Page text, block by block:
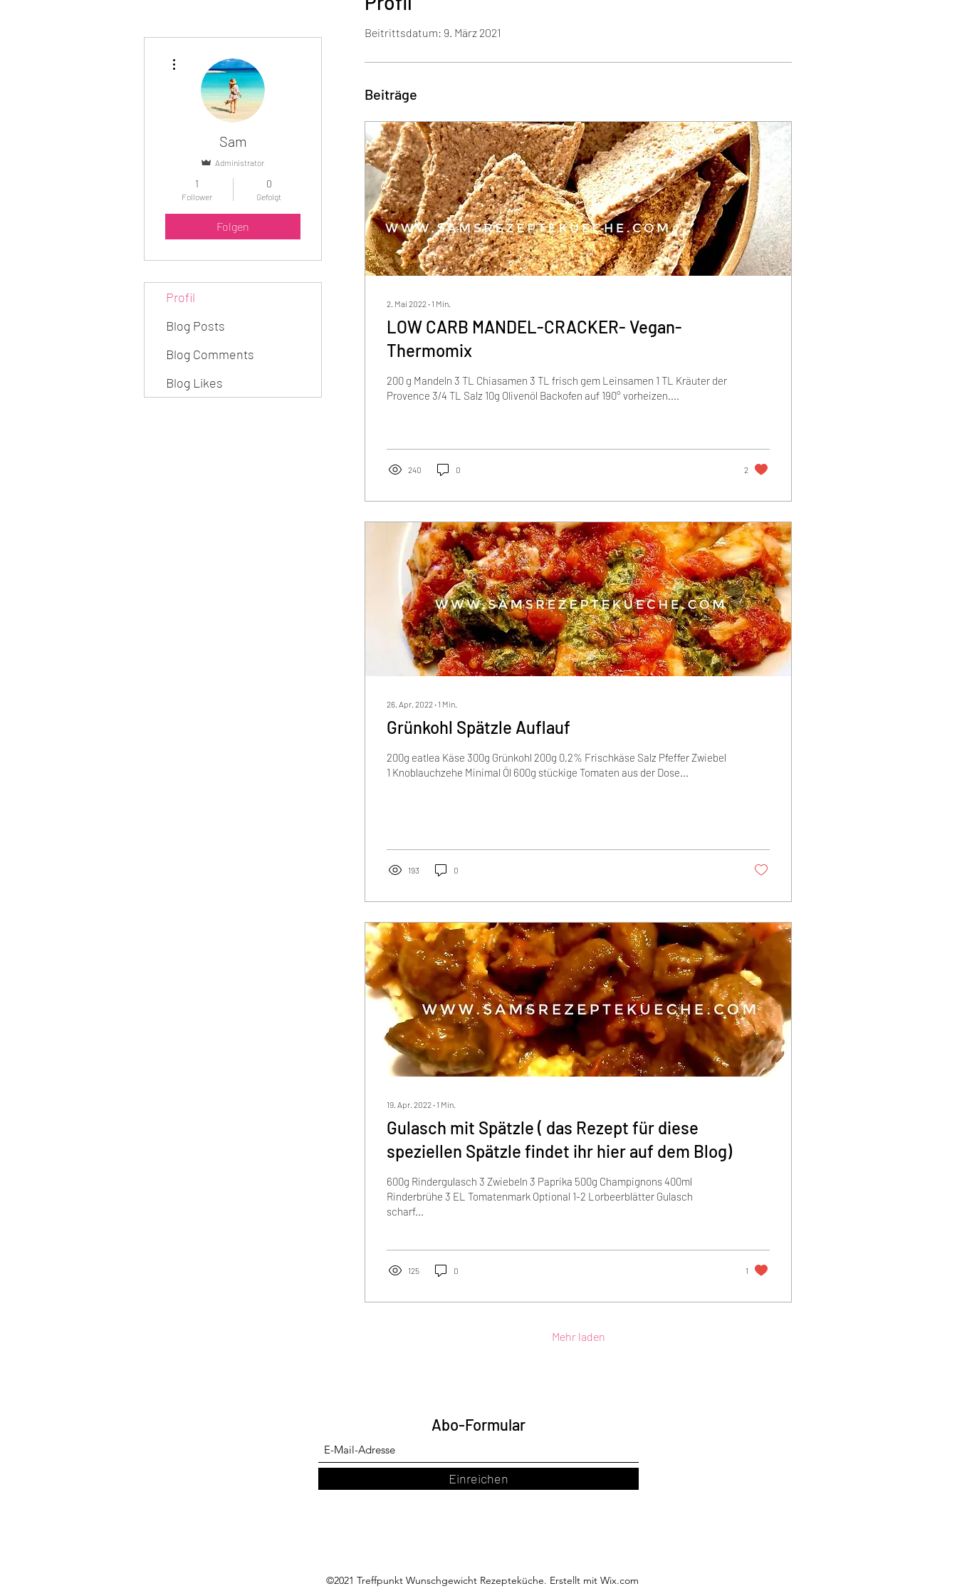
Beitrittsdatum: 9. März 2021
Beiträge
2. Mai 2022 ∙ 1 Min.
LOW CARB MANDEL-CRACKER- Vegan-
Thermomix
200 g Mandeln 3 TL Chiasamen 3 TL frisch gem Leinsamen 1 TL Kräuter der
Provence 3/4 TL Salz 10g Olivenöl Backofen auf 190° vorheizen....
240 0 2
26. Apr. 2022 ∙ 1 Min.
Grünkohl Spätzle Auflauf
200g eatlea Käse 300g Grünkohl 200g 0,2% Frischkäse Salz Pfeffer Zwiebel
1 Knoblauchzehe Minimal Öl 600g stückige Tomaten aus der Dose...
193 0
19. Apr. 2022 ∙ 1 Min.
Gulasch mit Spätzle ( das Rezept für diese
speziellen Spätzle findet ihr hier auf dem Blog)
600g Rindergulasch 3 Zwiebeln 3 Paprika 500g Champignons 400ml
Rinderbrühe 3 EL Tomatenmark Optional 1-2 Lorbeerblätter Gulasch
scharf...
125 0 1
Mehr laden
Sam
Administrator
1
Follower
0
Gefolgt
Folgen
Profil
Blog Posts
Blog Comments
Blog Likes
Abo-Formular
Einreichen
©2021 Treffpunkt Wunschgewicht Rezepteküche. Erstellt mit Wix.com